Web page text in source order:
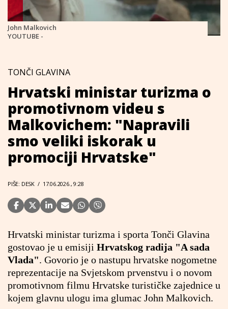
John Malkovich
YOUTUBE -
TONČI GLAVINA
Hrvatski ministar turizma o
promotivnom videu s
Malkovichem: "Napravili
smo veliki iskorak u
promociji Hrvatske"
PIŠE: DESK / 17.06.2026., 9:28
Hrvatski ministar turizma i sporta Tonči Glavina
gostovao je u emisiji Hrvatskog radija "A sada
Vlada". Govorio je o nastupu hrvatske nogometne
reprezentacije na Svjetskom prvenstvu i o novom
promotivnom filmu Hrvatske turističke zajednice u
kojem glavnu ulogu ima glumac John Malkovich.